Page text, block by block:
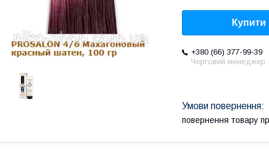
Купити
+380 (66) 377-99-39
Черговий менеджер
повернення товару